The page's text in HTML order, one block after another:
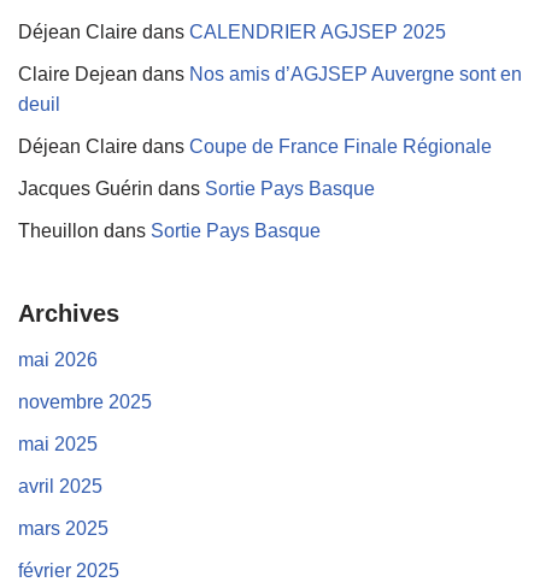
Déjean Claire dans CALENDRIER AGJSEP 2025
Claire Dejean dans Nos amis d’AGJSEP Auvergne sont en
deuil
Déjean Claire dans Coupe de France Finale Régionale
Jacques Guérin dans Sortie Pays Basque
Theuillon dans Sortie Pays Basque
Archives
mai 2026
novembre 2025
mai 2025
avril 2025
mars 2025
février 2025